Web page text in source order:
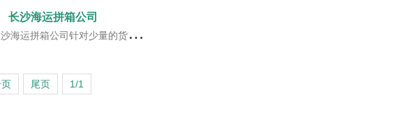
长沙海运拼箱公司
对少量的货物，我们也可以提供长沙海运拼箱的服务，覆盖全球多个航线。
尾页 1/1